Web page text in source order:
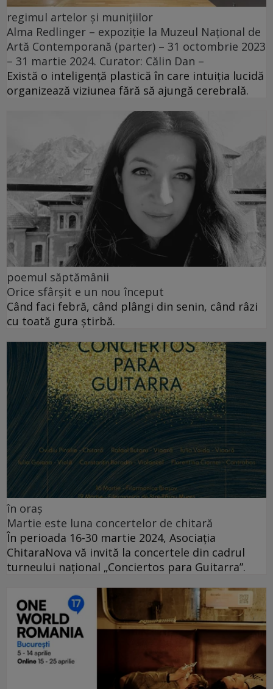
regimul artelor și munițiilor
Alma Redlinger – expoziție la Muzeul Național de
Artă Contemporană (parter) – 31 octombrie 2023
– 31 martie 2024. Curator: Călin Dan –
Există o inteligență plastică în care intuiția lucidă
organizează viziunea fără să ajungă cerebrală.
poemul săptămânii
Orice sfârșit e un nou început
Când faci febră, când plângi din senin, când râzi
cu toată gura știrbă.
în oraș
Martie este luna concertelor de chitară
În perioada 16-30 martie 2024, Asociația
ChitaraNova vă invită la concertele din cadrul
turneului național „Conciertos para Guitarra”.